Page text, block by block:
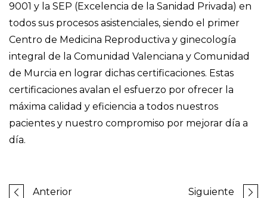
9001 y la SEP (Excelencia de la Sanidad Privada) en
todos sus procesos asistenciales, siendo el primer
Centro de Medicina Reproductiva y ginecología
integral de la Comunidad Valenciana y Comunidad
de Murcia en lograr dichas certificaciones. Estas
certificaciones avalan el esfuerzo por ofrecer la
máxima calidad y eficiencia a todos nuestros
pacientes y nuestro compromiso por mejorar día a
día.
Anterior Siguiente